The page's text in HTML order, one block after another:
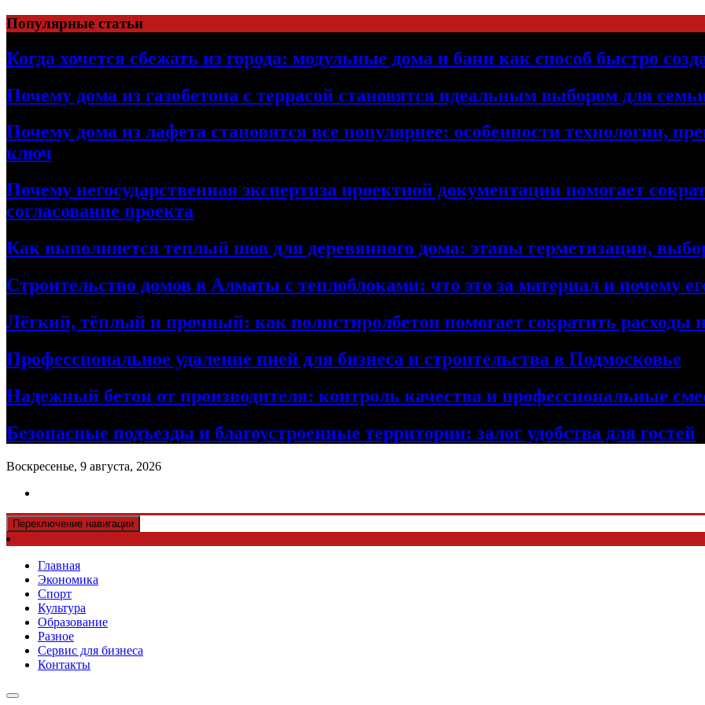
Перейти
к
содержимому
Популярные статьи
Когда хочется сбежать из города: модульные дома и бани как способ быстро
Почему дома из газобетона с террасой становятся идеальным выбором для
Почему дома из лафета становятся все популярнее: особенности технологии,
ключ
Почему негосударственная экспертиза проектной документации помогает
согласование проекта
Как выполняется теплый шов для деревянного дома: этапы герметизации,
Строительство домов в Алматы с теплоблоками: что это за материал и почему
Лёгкий, тёплый и прочный: как полистиролбетон помогает сократить расходы
Профессиональное удаление пней для бизнеса и строительства в Подмосковье
Надежный бетон от производителя: контроль качества и профессиональные
Безопасные подъезды и благоустроенные территории: залог удобства для гостей
Воскресенье, 9 августа, 2026
Переключение навигации
Главная
Экономика
Спорт
Культура
Образование
Разное
Сервис для бизнеса
Контакты